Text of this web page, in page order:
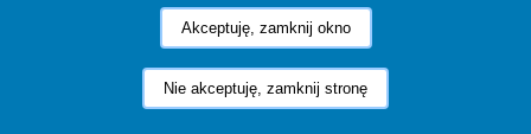
Akceptuję, zamknij okno
Nie akceptuję, zamknij stronę